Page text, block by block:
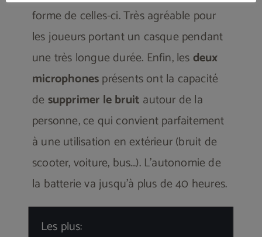
forme de celles-ci. Très agréable pour
les joueurs portant un casque pendant
une très longue durée. Enfin, lesdeux
microphonesprésents ont la capacité
de supprimer le bruit autour de la
personne, ce qui convient parfaitement
à une utilisation en extérieur (bruit de
scooter, voiture, bus…). L’autonomie de
la batterie va jusqu’à plus de 40 heures.
Les plus: